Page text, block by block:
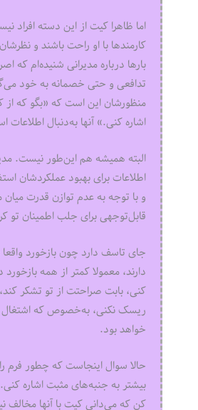
اما ظاهرا کیت از این دسته
کارمندها با او راحت باشند و
بارها درباره مدیرانی شنیده‌ام که
تدافعی و حتی خصمانه به خود
منظورشان این است که «بگو که
اشاره کنی.» آنها به‌دنبال
البته همیشه هم این‌طور نیست.
اطلاعات برای بهبود عملکردشان
و با توجه به عدم توازن قدرت
قابل‌توجهی برای جلب اطمینان تو
جای تاسف دارد چون بازخورد
دارند، معمولا کمتر از همه
کنی، بابت صراحتت از تو تشکر
ریسک نکنی، به‌خصوص که اشتغال و
خواهد بود.
حالا سوال اینجاست که چطور فرم
بیشتر به جنبه‌های مثبت اشاره
کن که می‌دانی کیت با آنها